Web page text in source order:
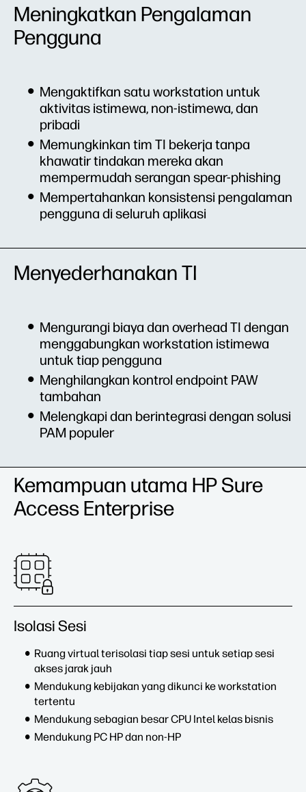
Meningkatkan Pengalaman
Pengguna
Mengaktifkan satu workstation untuk
aktivitas istimewa, non-istimewa, dan
pribadi
Memungkinkan tim TI bekerja tanpa
khawatir tindakan mereka akan
mempermudah serangan spear-phishing
Mempertahankan konsistensi pengalaman
pengguna di seluruh aplikasi
Menyederhanakan TI
Mengurangi biaya dan overhead TI dengan
menggabungkan workstation istimewa
untuk tiap pengguna
Menghilangkan kontrol endpoint PAW
tambahan
Melengkapi dan berintegrasi dengan solusi
PAM populer
Kemampuan utama HP Sure
Access Enterprise
Isolasi Sesi
Ruang virtual terisolasi tiap sesi untuk setiap sesi
akses jarak jauh
Mendukung kebijakan yang dikunci ke workstation
tertentu
Mendukung sebagian besar CPU Intel kelas bisnis
Mendukung PC HP dan non-HP